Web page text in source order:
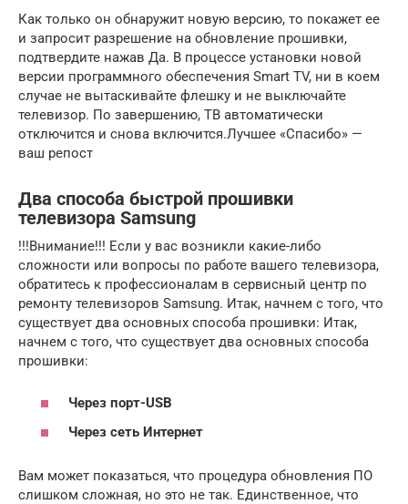
Как только он обнаружит новую версию, то покажет ее
и запросит разрешение на обновление прошивки,
подтвердите нажав Да. В процессе установки новой
версии программного обеспечения Smart TV, ни в коем
случае не вытаскивайте флешку и не выключайте
телевизор. По завершению, ТВ автоматически
отключится и снова включится.Лучшее «Спасибо» —
ваш репост
Два способа быстрой прошивки
телевизора Samsung
!!!Внимание!!! Если у вас возникли какие-либо
сложности или вопросы по работе вашего телевизора,
обратитесь к профессионалам в сервисный центр по
ремонту телевизоров Samsung. Итак, начнем с того, что
существует два основных способа прошивки: Итак,
начнем с того, что существует два основных способа
прошивки:
Через порт-USB
Через сеть Интернет
Вам может показаться, что процедура обновления ПО
слишком сложная, но это не так. Единственное, что